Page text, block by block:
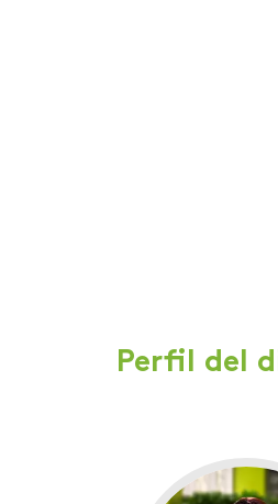
Perfil del